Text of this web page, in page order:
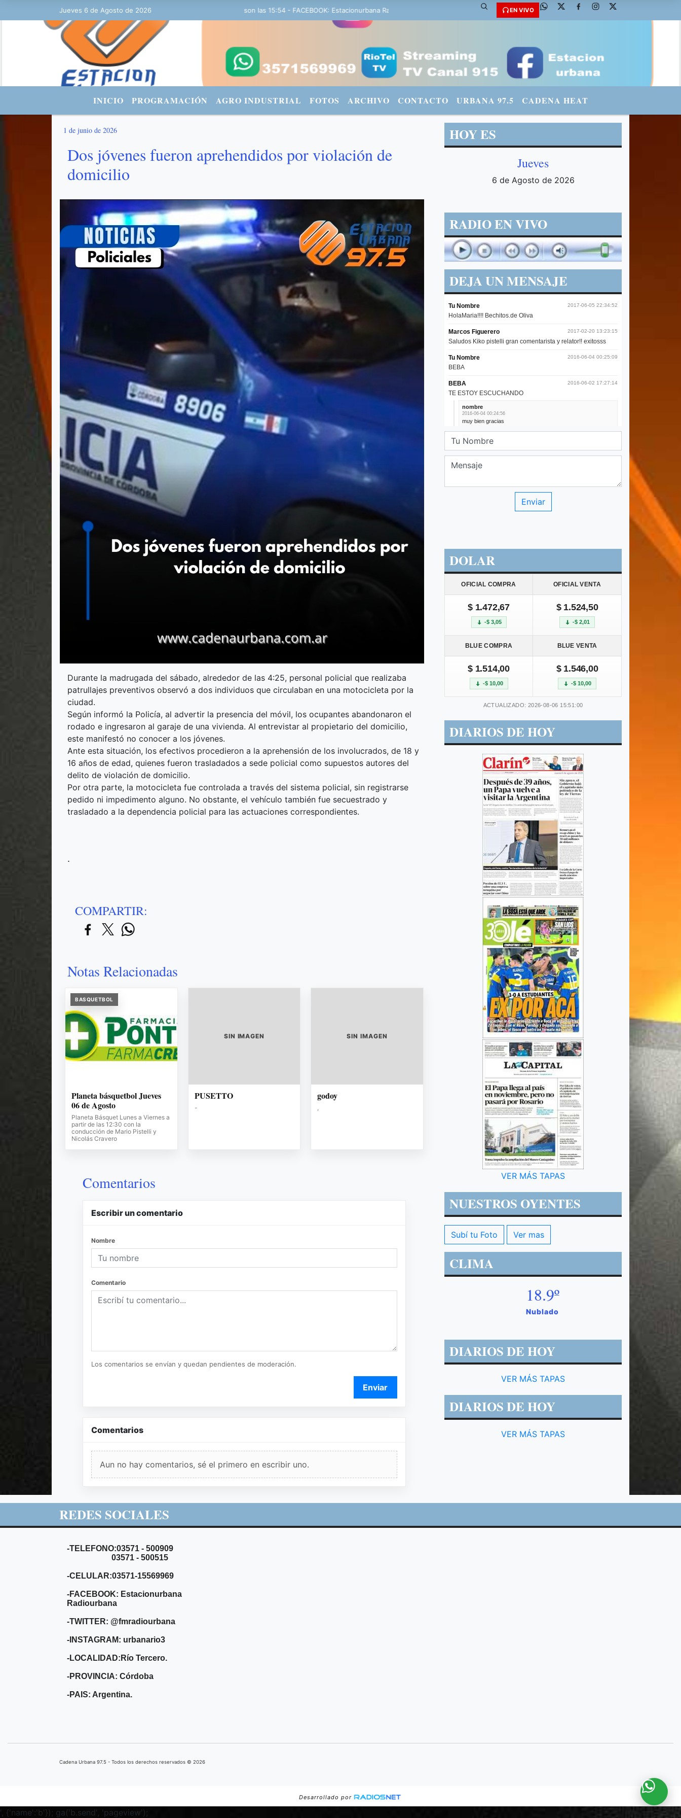
Jueves 6 de Agosto de 2026
Hoy es Jueves 6 de Agosto de 2026 y son las 15:54 - FACEBOOK: Estacionurbana Radiourbana - TWITTER: @fmradiourbana - INSTAGRAM: urbanario3 WHATSAPP: 3571569969
EN VIVO
INICIO PROGRAMACIÓN AGRO INDUSTRIAL FOTOS ARCHIVO CONTACTO URBANA 97.5 CADENA HEAT
1 de junio de 2026
Dos jóvenes fueron aprehendidos por violación de
domicilio
Durante la madrugada del sábado, alrededor de las 4:25, personal policial que realizaba
patrullajes preventivos observó a dos individuos que circulaban en una motocicleta por la
ciudad.
Según informó la Policía, al advertir la presencia del móvil, los ocupantes abandonaron el
rodado e ingresaron al garaje de una vivienda. Al entrevistar al propietario del domicilio,
este manifestó no conocer a los jóvenes.
Ante esta situación, los efectivos procedieron a la aprehensión de los involucrados, de 18 y
16 años de edad, quienes fueron trasladados a sede policial como supuestos autores del
delito de violación de domicilio.
Por otra parte, la motocicleta fue controlada a través del sistema policial, sin registrarse
pedido ni impedimento alguno. No obstante, el vehículo también fue secuestrado y
trasladado a la dependencia policial para las actuaciones correspondientes.
.
COMPARTIR:
Notas Relacionadas
BASQUETBOL
Planeta básquetbol Jueves
06 de Agosto
Planeta Básquet Lunes a Viernes a
partir de las 12:30 con la
conducción de Mario Pistelli y
Nicolás Cravero
SIN IMAGEN
PUSETTO
-
SIN IMAGEN
godoy
,
Comentarios
Escribir un comentario
Nombre
Comentario
Los comentarios se envían y quedan pendientes de moderación.
Enviar
Comentarios
Aun no hay comentarios, sé el primero en escribir uno.
HOY ES
Jueves
6 de Agosto de 2026
RADIO EN VIVO
DEJA UN MENSAJE
DOLAR
OFICIAL COMPRA OFICIAL VENTA
$ 1.472,67
-$ 3,05
$ 1.524,50
-$ 2,01
BLUE COMPRA BLUE VENTA
$ 1.514,00
-$ 10,00
$ 1.546,00
-$ 10,00
ACTUALIZADO: 2026-08-06 15:51:00
DIARIOS DE HOY
VER MÁS TAPAS
NUESTROS OYENTES
Subí tu Foto Ver mas
CLIMA
18.9º
Nublado
DIARIOS DE HOY
VER MÁS TAPAS
DIARIOS DE HOY
VER MÁS TAPAS
REDES SOCIALES
-TELEFONO:03571 - 500909
03571 - 500515
-CELULAR:03571-15569969
-FACEBOOK: Estacionurbana
Radiourbana
-TWITTER: @fmradiourbana
-INSTAGRAM: urbanario3
-LOCALIDAD:Río Tercero.
-PROVINCIA: Córdoba
-PAIS: Argentina.
Cadena Urbana ​97.5 - Todos los derechos reservados © 2026
Desarrollado por
', {'name':'b'}); ga('b.send', 'pageview');